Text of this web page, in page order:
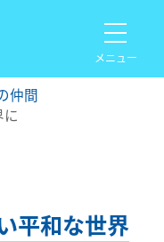
メニュー
仲間
平和な世界